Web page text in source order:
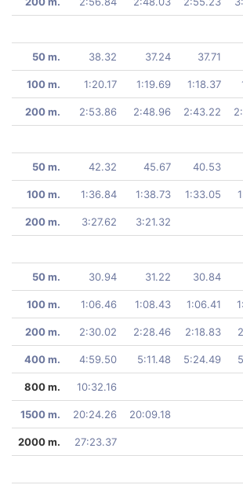
50 m. 38.32 37.24 37.71
100 m. 1:20.17 1:19.69 1:18.37
200 m. 2:53.86 2:48.96 2:43.22
50 m. 42.32 45.67 40.53
100 m. 1:36.84 1:38.73 1:33.05
200 m. 3:27.62 3:21.32
50 m. 30.94 31.22 30.84
100 m. 1:06.46 1:08.43 1:06.41
200 m. 2:30.02 2:28.46 2:18.83
400 m. 4:59.50 5:11.48 5:24.49
800 m. 10:32.16
1500 m. 20:24.26 20:09.18
2000 m. 27:23.37